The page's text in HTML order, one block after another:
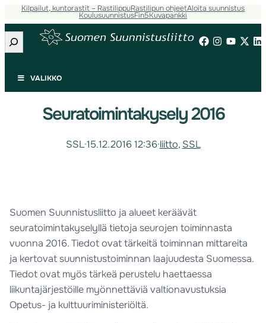
Kilpailut, kuntorastit – RastilippuRastilipun ohjeetAloita suunnistus
KoulusuunnistusFin5Kuvapankki
Etsi
VALIKKO
Seuratoimintakysely 2016
SSL·15.12.2016 12:36·liitto, SSL
Suomen Suunnistusliitto ja alueet keräävät
seuratoimintakyselyllä tietoja seurojen toiminnasta
vuonna 2016. Tiedot ovat tärkeitä toiminnan mittareita
ja kertovat suunnistustoiminnan laajuudesta Suomessa.
Tiedot ovat myös tärkeä perustelu haettaessa
liikuntajärjestöille myönnettäviä valtionavustuksia
Opetus- ja kulttuuriministeriöltä.